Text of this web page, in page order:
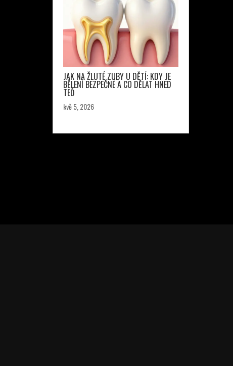
JAK NA ŽLUTÉ ZUBY U DĚTÍ: KDY JE
BĚLENÍ BEZPEČNÉ A CO DĚLAT HNED
TEĎ
kvě 5, 2026